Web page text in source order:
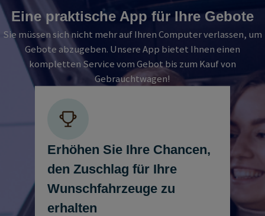
Eine praktische App für Ihre Gebote
Sie müssen sich nicht mehr auf Ihren Computer verlassen, um
Gebote abzugeben. Unsere App bietet Ihnen einen
kompletten Service vom Gebot bis zum Kauf von
Gebrauchtwagen!
Erhöhen Sie Ihre Chancen,
den Zuschlag für Ihre
Wunschfahrzeuge zu
erhalten